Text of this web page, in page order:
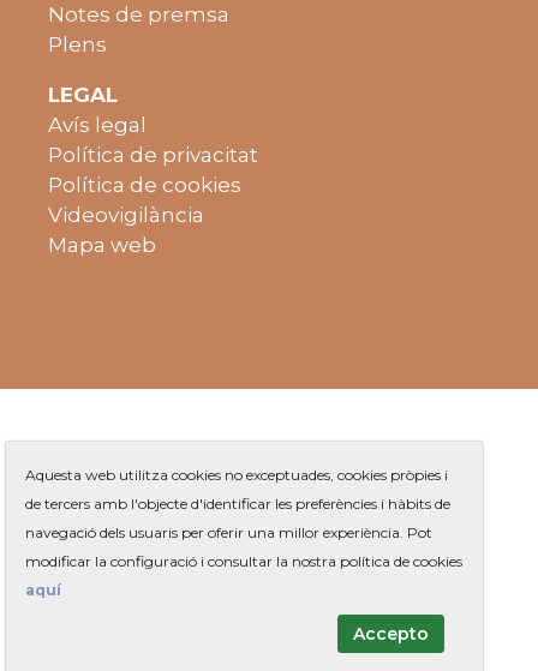
Notes de premsa
Plens
LEGAL
Avís legal
Política de privacitat
Política de cookies
Videovigilància
Mapa web
Plaça de Jaume Balmes s/n
Aquesta web utilitza cookies no exceptuades, cookies pròpies i
de tercers amb l'objecte d'identificar les preferències i hàbits de
navegació dels usuaris per oferir una millor experiència. Pot
modificar la configuració i consultar la nostra política de cookies
aquí
Accepto